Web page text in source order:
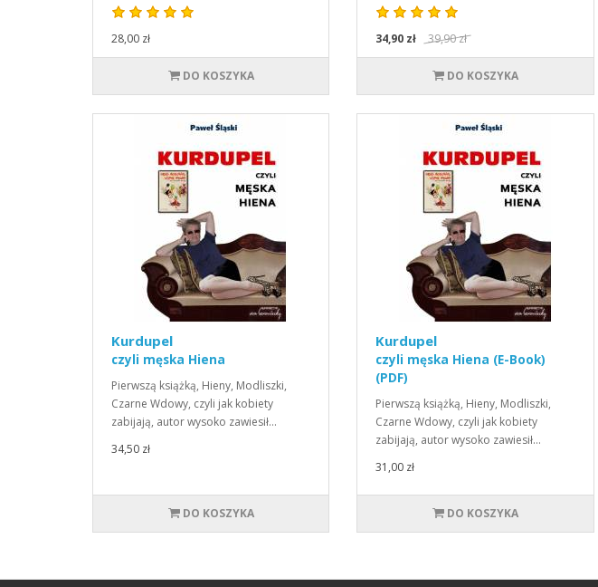
28,00 zł
DO KOSZYKA
34,90 zł 39,90 zł
DO KOSZYKA
Kurdupel
czyli męska Hiena
Pierwszą książką, Hieny, Modliszki,
Czarne Wdowy, czyli jak kobiety
zabijają, autor wysoko zawiesił…
34,50 zł
DO KOSZYKA
Kurdupel
czyli męska Hiena (E-Book)
(PDF)
Pierwszą książką, Hieny, Modliszki,
Czarne Wdowy, czyli jak kobiety
zabijają, autor wysoko zawiesił…
31,00 zł
DO KOSZYKA